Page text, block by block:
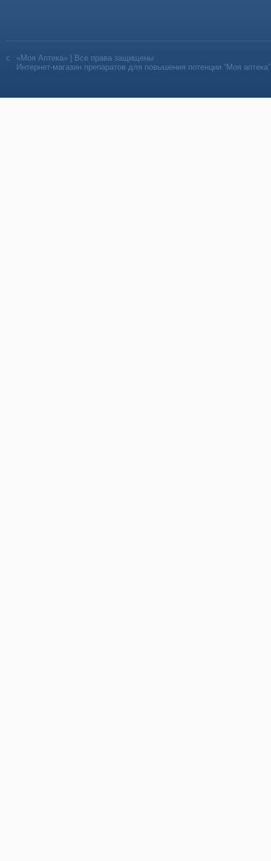
«Моя Аптека» | Все права защищены
Интернет-магазин препаратов для повышения потенции “Моя